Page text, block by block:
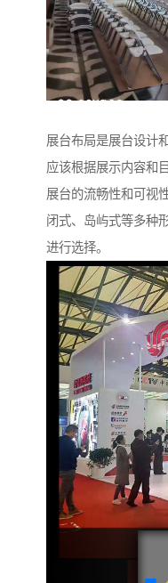
展台布局是展台设计
应该根据展示内容和
展台的流畅性和可视
闭式、岛屿式等多种
进行选择。